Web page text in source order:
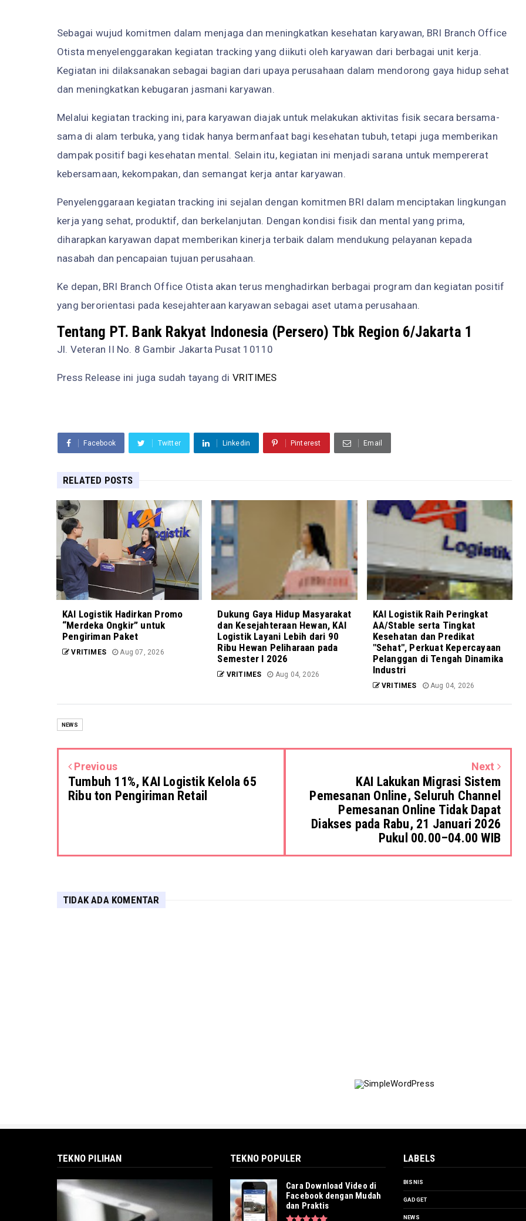
Sebagai wujud komitmen dalam menjaga dan meningkatkan kesehatan karyawan, BRI Branch Office
Otista menyelenggarakan kegiatan tracking yang diikuti oleh karyawan dari berbagai unit kerja.
Kegiatan ini dilaksanakan sebagai bagian dari upaya perusahaan dalam mendorong gaya hidup sehat
dan meningkatkan kebugaran jasmani karyawan.
Melalui kegiatan tracking ini, para karyawan diajak untuk melakukan aktivitas fisik secara bersama-
sama di alam terbuka, yang tidak hanya bermanfaat bagi kesehatan tubuh, tetapi juga memberikan
dampak positif bagi kesehatan mental. Selain itu, kegiatan ini menjadi sarana untuk mempererat
kebersamaan, kekompakan, dan semangat kerja antar karyawan.
Penyelenggaraan kegiatan tracking ini sejalan dengan komitmen BRI dalam menciptakan lingkungan
kerja yang sehat, produktif, dan berkelanjutan. Dengan kondisi fisik dan mental yang prima,
diharapkan karyawan dapat memberikan kinerja terbaik dalam mendukung pelayanan kepada
nasabah dan pencapaian tujuan perusahaan.
Ke depan, BRI Branch Office Otista akan terus menghadirkan berbagai program dan kegiatan positif
yang berorientasi pada kesejahteraan karyawan sebagai aset utama perusahaan.
Tentang PT. Bank Rakyat Indonesia (Persero) Tbk Region 6/Jakarta 1
Jl. Veteran II No. 8 Gambir Jakarta Pusat 10110
Press Release ini juga sudah tayang di VRITIMES
Facebook Twitter Linkedin Pinterest Email
RELATED POSTS
KAI Logistik Hadirkan Promo
“Merdeka Ongkir” untuk
Pengiriman Paket
VRITIMES Aug 07, 2026
Dukung Gaya Hidup Masyarakat
dan Kesejahteraan Hewan, KAI
Logistik Layani Lebih dari 90
Ribu Hewan Peliharaan pada
Semester I 2026
VRITIMES Aug 04, 2026
KAI Logistik Raih Peringkat
AA/Stable serta Tingkat
Kesehatan dan Predikat
"Sehat", Perkuat Kepercayaan
Pelanggan di Tengah Dinamika
Industri
VRITIMES Aug 04, 2026
NEWS
Previous
Tumbuh 11%, KAI Logistik Kelola 65
Ribu ton Pengiriman Retail
Next
KAI Lakukan Migrasi Sistem
Pemesanan Online, Seluruh Channel
Pemesanan Online Tidak Dapat
Diakses pada Rabu, 21 Januari 2026
Pukul 00.00–04.00 WIB
TIDAK ADA KOMENTAR
TEKNO PILIHAN TEKNO POPULER
Cara Download Video di
Facebook dengan Mudah
dan Praktis
LABELS
BISNIS
GADGET
NEWS